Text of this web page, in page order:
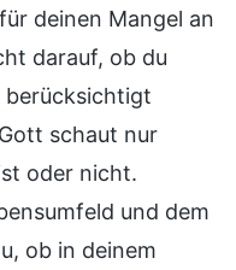
deinen Mangel an
darauf, ob du
berücksichtigt
schaut nur
oder nicht.
und dem
ob in deinem